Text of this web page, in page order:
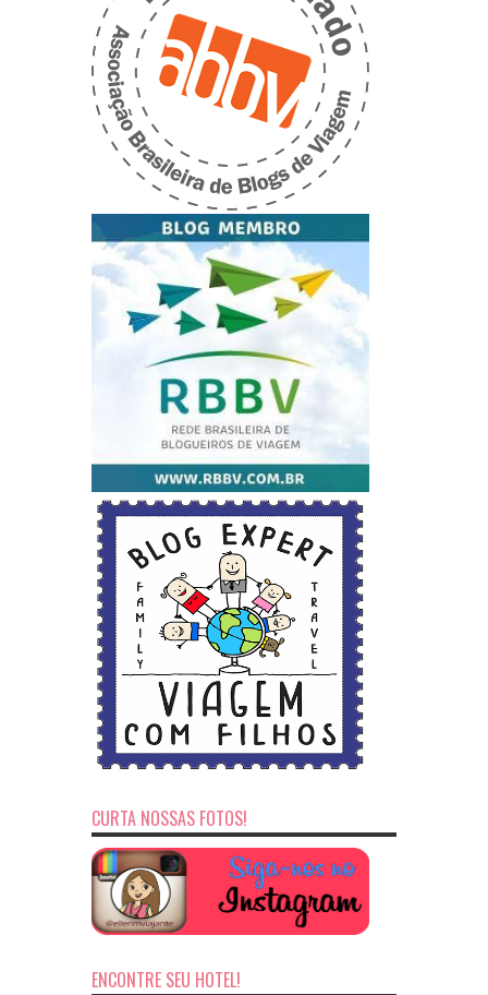
CURTA NOSSAS FOTOS!
ENCONTRE SEU HOTEL!